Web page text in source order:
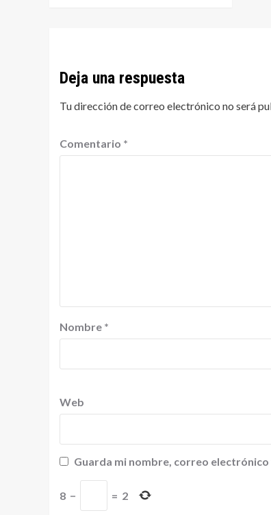
Deja una respuesta
Tu dirección de correo electrónico no será
Comentario *
Nombre *
Web
Guarda mi nombre, correo
8 − = 2